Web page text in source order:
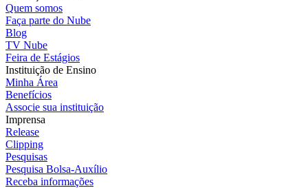
Quem somos
Faça parte do Nube
Blog
TV Nube
Feira de Estágios
Instituição de Ensino
Minha Área
Benefícios
Associe sua instituição
Imprensa
Release
Clipping
Pesquisas
Pesquisa Bolsa-Auxílio
Receba informações